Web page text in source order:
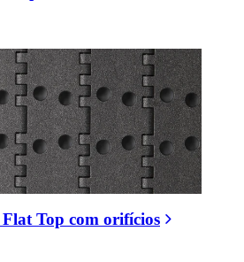
Top com orifícios